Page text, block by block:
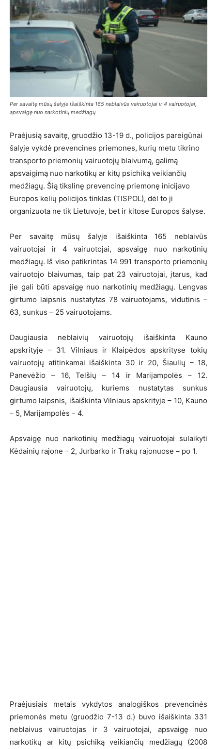
Per savaitę mūsų šalyje išaiškinta 165 neblaivūs vairuotojai ir 4 vairuotojai,
apsvaigę nuo narkotinių medžiagų
Praėjusią savaitę, gruodžio 13-19 d., policijos pareigūnai
šalyje vykdė prevencines priemones, kurių metu tikrino
transporto priemonių vairuotojų blaivumą, galimą
apsvaigimą nuo narkotikų ar kitų psichiką veikiančių
medžiagų. Šią tikslinę prevencinę priemonę inicijavo
Europos kelių policijos tinklas (TISPOL), dėl to ji
organizuota ne tik Lietuvoje, bet ir kitose Europos šalyse.
Per savaitę mūsų šalyje išaiškinta 165 neblaivūs
vairuotojai ir 4 vairuotojai, apsvaigę nuo narkotinių
medžiagų. Iš viso patikrintas 14 991 transporto priemonių
vairuotojo blaivumas, taip pat 23 vairuotojai, įtarus, kad
jie gali būti apsvaigę nuo narkotinių medžiagų. Lengvas
girtumo laipsnis nustatytas 78 vairuotojams, vidutinis –
63, sunkus – 25 vairuotojams.
Daugiausia neblaivių vairuotojų išaiškinta Kauno
apskrityje – 31. Vilniaus ir Klaipėdos apskrityse tokių
vairuotojų atitinkamai išaiškinta 30 ir 20, Šiaulių – 18,
Panevėžio – 16, Telšių – 14 ir Marijampolės – 12.
Daugiausia vairuotojų, kuriems nustatytas sunkus
girtumo laipsnis, išaiškinta Vilniaus apskrityje – 10, Kauno
– 5, Marijampolės – 4.
Apsvaigę nuo narkotinių medžiagų vairuotojai sulaikyti
Kėdainių rajone – 2, Jurbarko ir Trakų rajonuose – po 1.
Praėjusiais metais vykdytos analogiškos prevencinės
priemonės metu (gruodžio 7-13 d.) buvo išaiškinta 331
neblaivus vairuotojas ir 3 vairuotojai, apsvaigę nuo
narkotikų ar kitų psichiką veikiančių medžiagų (2008